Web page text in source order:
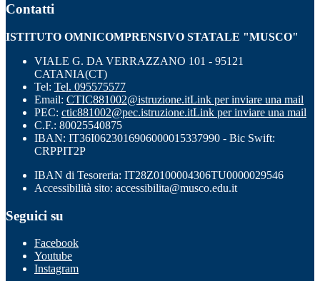
Contatti
ISTITUTO OMNICOMPRENSIVO STATALE "MUSCO"
VIALE G. DA VERRAZZANO 101 - 95121
CATANIA(CT)
Tel: Tel. 095575577
Email: CTIC881002@istruzione.itLink per inviare una mail
PEC: ctic881002@pec.istruzione.itLink per inviare una mail
C.F.: 80025540875
IBAN: IT36I0623016906000015337990 - Bic Swift:
CRPPIT2P
IBAN di Tesoreria: IT28Z0100004306TU0000029546
Accessibilità sito: accessibilita@musco.edu.it
Seguici su
Facebook
Youtube
Instagram